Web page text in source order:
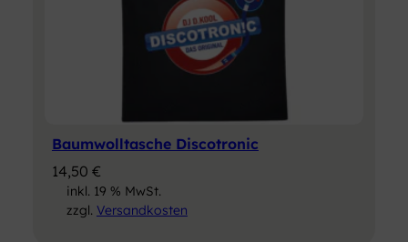
Baumwolltasche Discotronic
14,50 €
inkl. 19 % MwSt.
zzgl. Versandkosten